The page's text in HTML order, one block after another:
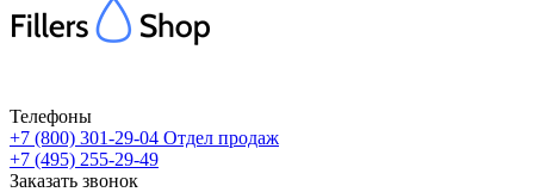
Телефоны
+7 (800) 301-29-04 Отдел продаж
+7 (495) 255-29-49
Заказать звонок